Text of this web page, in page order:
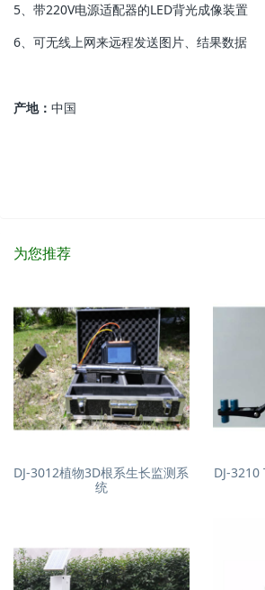
5、带220V电源适配器的LED背光成像装置
6、可无线上网来远程发送图片、结果数据
产地： 中国
为您推荐
DJ-3012植物3D根系生长监测系
统
DJ-